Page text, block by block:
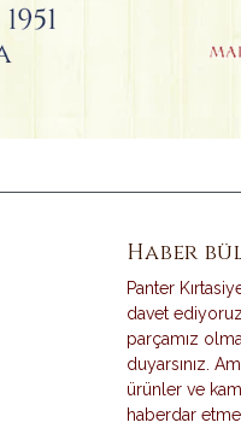
Haber
Panter
davet
parçamız
duyarsınız.
ürünler ve
haberdar